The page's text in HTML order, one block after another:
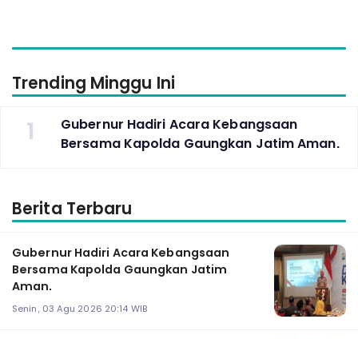
Trending Minggu Ini
1
Gubernur Hadiri Acara Kebangsaan
Bersama Kapolda Gaungkan Jatim Aman.
Berita Terbaru
Gubernur Hadiri Acara Kebangsaan
Bersama Kapolda Gaungkan Jatim
Aman.
Senin, 03 Agu 2026 20:14 WIB